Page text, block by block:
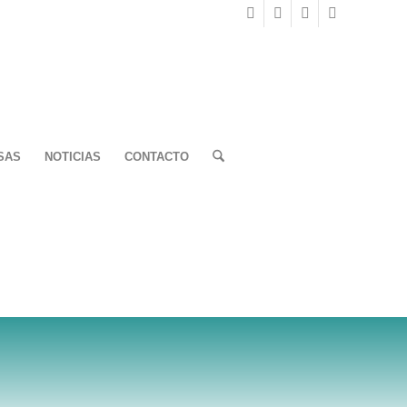
NOTICIAS CONTACTO